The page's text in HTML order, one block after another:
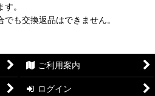
。
も交換返品はできません。
ご利用案内
ログイン